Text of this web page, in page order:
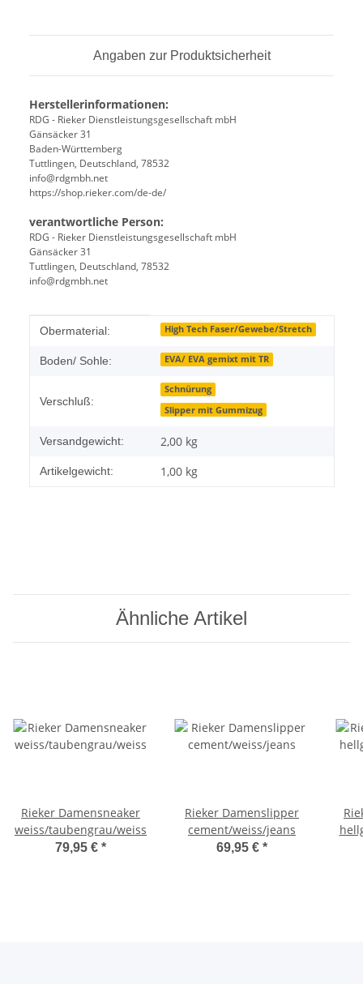
Angaben zur Produktsicherheit
Herstellerinformationen:
RDG - Rieker Dienstleistungsgesellschaft mbH
Gänsäcker 31
Baden-Württemberg
Tuttlingen, Deutschland, 78532
info@rdgmbh.net
https://shop.rieker.com/de-de/
verantwortliche Person:
RDG - Rieker Dienstleistungsgesellschaft mbH
Gänsäcker 31
Tuttlingen, Deutschland, 78532
info@rdgmbh.net
Produkteigenschaft
Wert
Obermaterial: High Tech Faser/Gewebe/Stretch
Boden/ Sohle: EVA/ EVA gemixt mit TR
Verschluß:
Schnürung
Slipper mit Gummizug
Versandgewicht: 2,00 kg
Artikelgewicht: 1,00 kg
Ähnliche Artikel
Rieker Damensneaker
weiss/taubengrau/weiss
79,95 € *
Rieker Damenslipper
cement/weiss/jeans
69,95 € *